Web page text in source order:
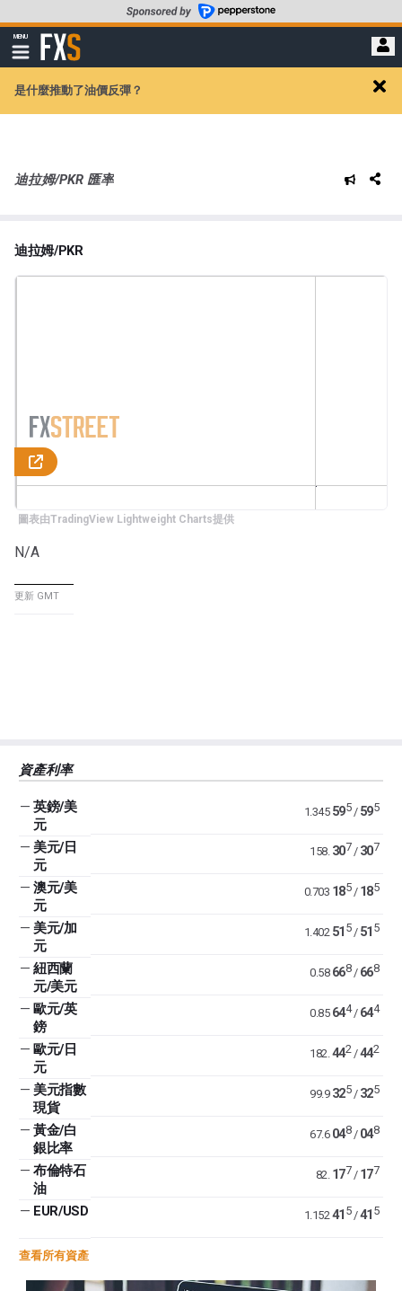
至
要
MENU
顯
示
航
FXStreet
是什麼推動了油價反彈？
alert
迪拉姆/PKR 匯率
迪拉姆/PKR
圖表由TradingView Lightweight Charts提供
N/A
更新 GMT
資產利率
— 英鎊/美
元
1.345 595/ 595
— 美元/日
元
158. 307 / 307
— 澳元/美
元
0.703 185/ 185
— 美元/加
元
1.402 51 5/ 51 5
— 紐西蘭
元/美元
0.58 668/ 668
— 歐元/英
鎊
0.85 644/ 644
— 歐元/日
元
182. 442/442
— 美元指數
現貨
99.9 325/ 325
— 黃金/白
銀比率
67.6 048/ 048
— 布倫特石
油
82. 177 / 177
— EUR/USD 1.152 41 5/41 5
查看所有資產